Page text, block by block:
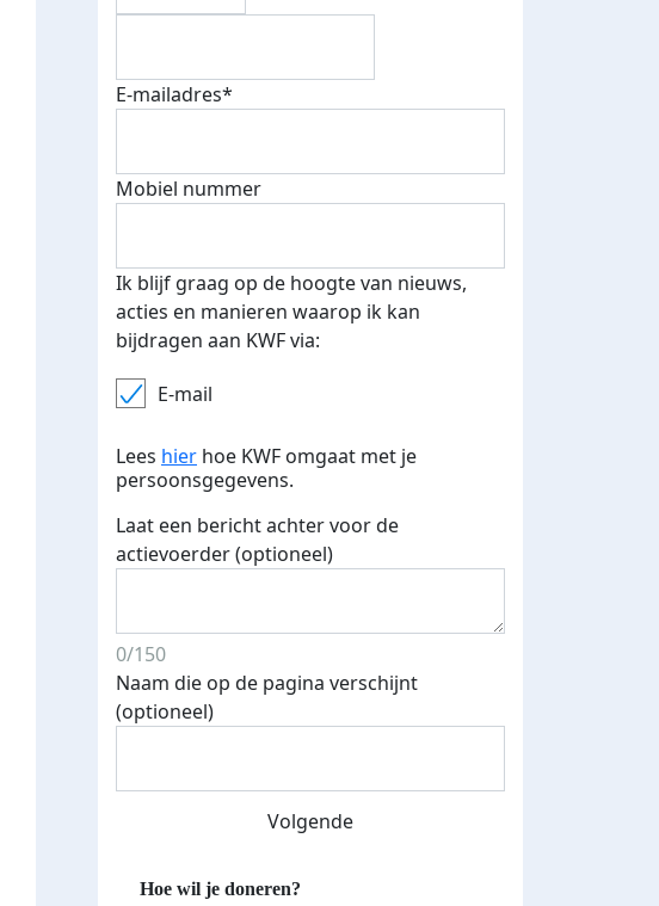
E-mailadres*
Mobiel nummer
Ik blijf graag op de hoogte van nieuws,
acties en manieren waarop ik kan
bijdragen aan KWF via:
E-mail
Lees hier hoe KWF omgaat met je
persoonsgegevens.
Laat een bericht achter voor de
actievoerder (optioneel)
0/150
Naam die op de pagina verschijnt
(optioneel)
Volgende